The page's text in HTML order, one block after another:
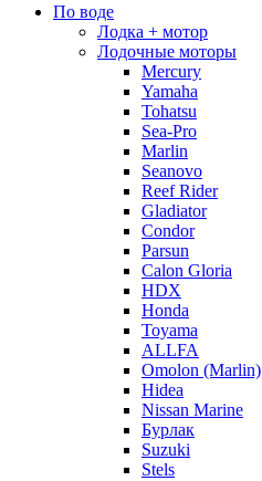
По воде
Лодка + мотор
Лодочные моторы
Mercury
Yamaha
Tohatsu
Sea-Pro
Marlin
Seanovo
Reef Rider
Gladiator
Condor
Parsun
Calon Gloria
HDX
Honda
Toyama
ALLFA
Omolon (Marlin)
Hidea
Nissan Marine
Бурлак
Suzuki
Stels